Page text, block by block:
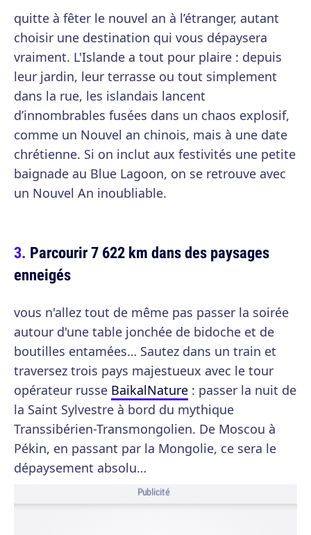
quitte à fêter le nouvel an à l’étranger, autant
choisir une destination qui vous dépaysera
vraiment. L'Islande a tout pour plaire : depuis
leur jardin, leur terrasse ou tout simplement
dans la rue, les islandais lancent
d’innombrables fusées dans un chaos explosif,
comme un Nouvel an chinois, mais à une date
chrétienne. Si on inclut aux festivités une petite
baignade au Blue Lagoon, on se retrouve avec
un Nouvel An inoubliable.
Parcourir 7 622 km dans des paysages
enneigés
vous n'allez tout de même pas passer la soirée
autour d'une table jonchée de bidoche et de
boutilles entamées… Sautez dans un train et
traversez trois pays majestueux avec le tour
opérateur russe BaikalNature : passer la nuit de
la Saint Sylvestre à bord du mythique
Transsibérien-Transmongolien. De Moscou à
Pékin, en passant par la Mongolie, ce sera le
dépaysement absolu…
Publicité